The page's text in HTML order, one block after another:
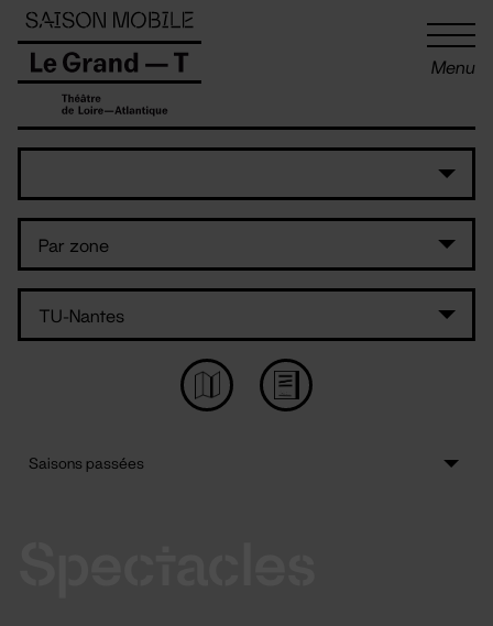
Menu
Panneau de gestion des cookies